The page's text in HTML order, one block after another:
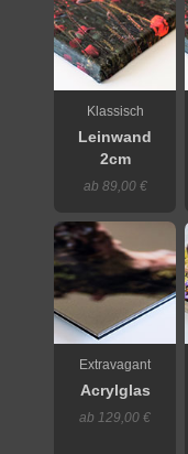
Klassisch
Leinwand
2cm
ab 89,00 €
Extravagant
Acrylglas
ab 129,00 €